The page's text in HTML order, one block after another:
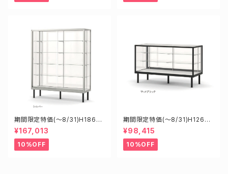
期間限定特価(～8/31)H18605
S W1800D600H1500mm 新
型業務用ガラスケース ショーケ
ース
¥167,013
10%OFF
期間限定特価(～8/31)H12600
B W1200D600H900mm 新
型業務用ガラスケース ショーケ
ース
¥98,415
10%OFF